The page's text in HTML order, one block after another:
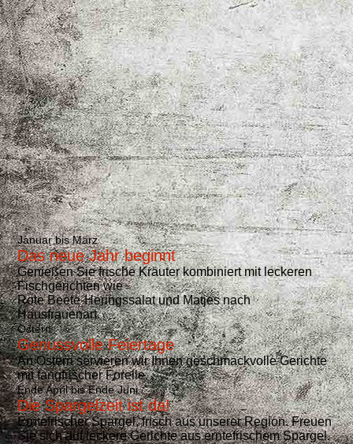
Spargelzeit
Januar bis März
Das neue Jahr beginnt
Genießen Sie frische Kräuter kombiniert mit leckeren
Fischgerichten wie
Rote Beete-Heringssalat und Matjes nach
Hausfrauenart.
Ostern
Genussvolle Feiertage
An Ostern servieren wir Ihnen geschmackvolle Gerichte
mit fangfrischer Forelle.
Ende April bis Ende Juni
Die Spargelzeit ist da!
Erntefrischer Spargel, frisch aus unserer Region. Freuen
Sie sich auf leckere Gerichte aus erntefrischem Spargel.​